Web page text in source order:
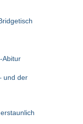
Abitur
und der